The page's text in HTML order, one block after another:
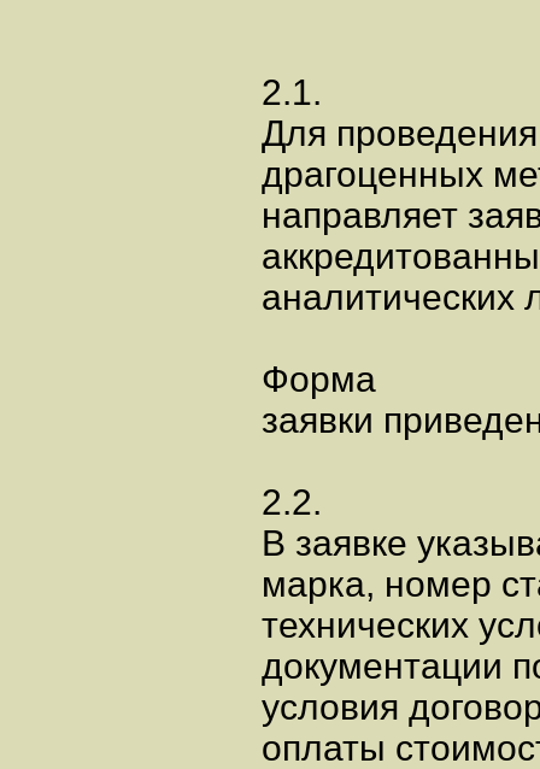
2.1.
Для
драгоценных
направляет
аналитических
Форма
заявки
2.2.
В заявке
марка, номер
технических
документации
условия
оплаты